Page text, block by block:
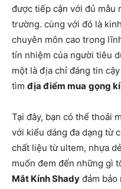
được tiếp cận với đủ mẫu
trường. cùng với đó là
chuyên môn cao trong
tín nhiệm của người tiêu
một là địa chỉ đáng tin
tìm địa điểm mua gọng
Tại đây, bạn có thể thoải
với kiểu dáng đa dạng từ
chất liệu từ ultem, nhựa
muốn đem đến những gì
Mắt Kính Shady đảm bảo